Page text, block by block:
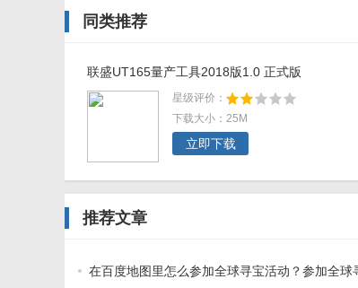
同类推荐
联盛UT165量产工具2018版1.0 正式版
星级评价：
下载大小：25M
立即下载
推荐文章
在百度地图里怎么参加全球寻宝活动？参加全球